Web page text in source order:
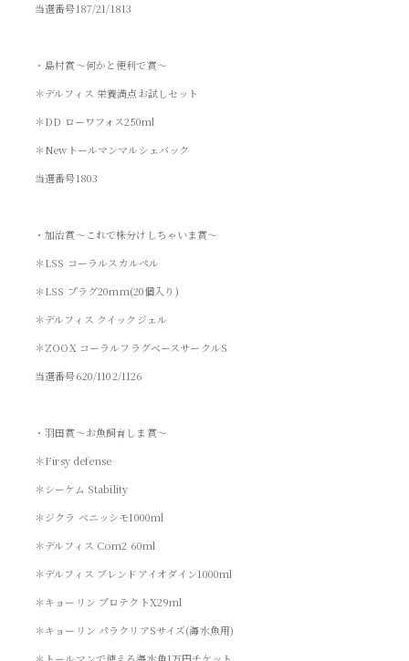
当選番号187/21/1813
・島村賞～何かと便利で賞～
＊デルフィス 栄養満点お試しセット
＊DD ローワフォス250ml
＊Newトールマンマルシェバック
当選番号1803
・加治賞～これで株分けしちゃいま賞～
＊LSS コーラルスカルペル
＊LSS プラグ20mm(20個入り)
＊デルフィス クイックジェル
＊ZOOX コーラルフラグベースサークルS
当選番号620/1102/1126
・羽田賞～お魚飼育しま賞～
＊Firsy defense
＊シーケム Stability
＊ジクラ ベニッシモ1000ml
＊デルフィス Com2 60ml
＊デルフィス ブレンドアイオダイン1000ml
＊キョーリン プロテクトX29ml
＊キョーリン パラクリアSサイズ(海水魚用)
＊トールマンで使える海水魚1万円チケット